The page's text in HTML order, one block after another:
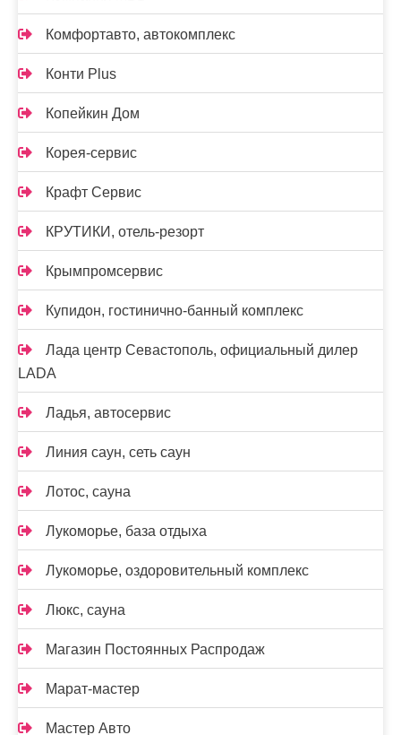
Комфортавто, автокомплекс
Конти Plus
Копейкин Дом
Корея-сервис
Крафт Сервис
КРУТИКИ, отель-резорт
Крымпромсервис
Купидон, гостинично-банный комплекс
Лада центр Севастополь, официальный дилер
LADA
Ладья, автосервис
Линия саун, сеть саун
Лотос, сауна
Лукоморье, база отдыха
Лукоморье, оздоровительный комплекс
Люкс, сауна
Магазин Постоянных Распродаж
Марат-мастер
Мастер Авто